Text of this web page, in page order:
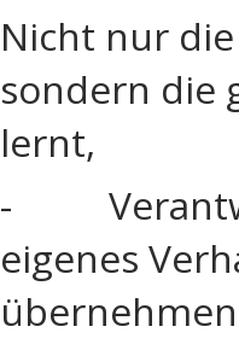
Nicht nur
sondern die
lernt,
-
eigenes